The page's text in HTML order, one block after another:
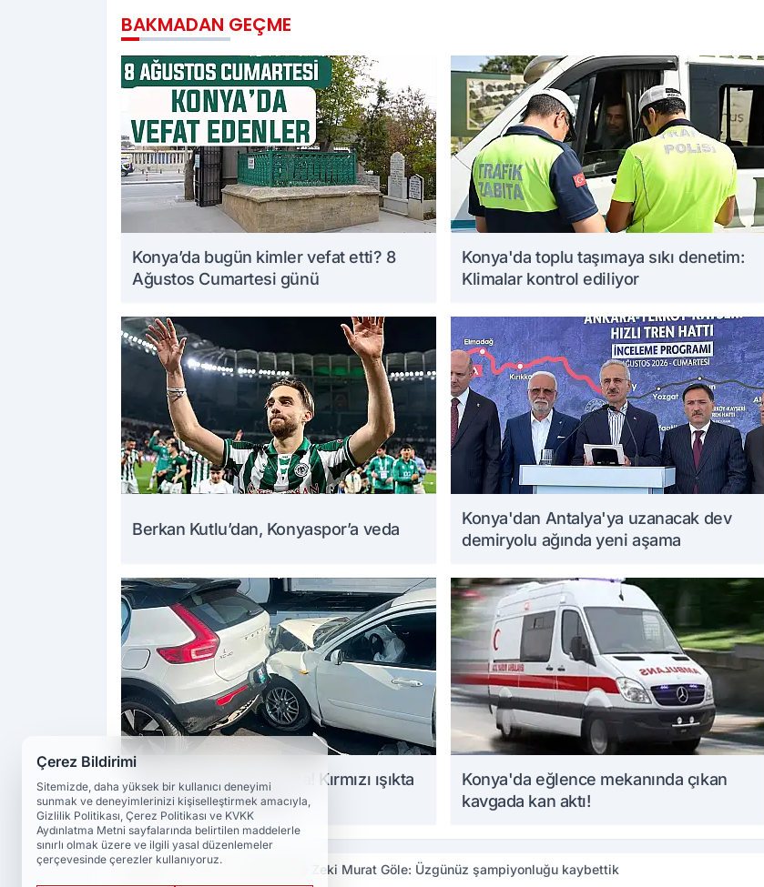
BAKMADAN GEÇME
Konya’da bugün kimler vefat etti? 8
Ağustos Cumartesi günü
Konya'da toplu taşımaya sıkı denetim:
Klimalar kontrol ediliyor
Berkan Kutlu’dan, Konyaspor’a veda
Konya'dan Antalya'ya uzanacak dev
demiryolu ağında yeni aşama
Konya'da korkutan kaza! Kırmızı ışıkta
bekleyen araca çarptı
Konya'da eğlence mekanında çıkan
kavgada kan aktı!
Spor Fenerbahçe Zeki Murat Göle: Üzgünüz şampiyonluğu kaybettik
Çerez Bildirimi
Sitemizde, daha yüksek bir kullanıcı deneyimi
sunmak ve deneyimlerinizi kişiselleştirmek amacıyla,
Gizlilik Politikası, Çerez Politikası ve KVKK
Aydınlatma Metni sayfalarında belirtilen maddelerle
sınırlı olmak üzere ve ilgili yasal düzenlemeler
çerçevesinde çerezler kullanıyoruz.